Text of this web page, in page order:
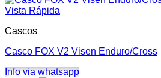
Vista Rápida
Cascos
Casco FOX V2 Visen Enduro/Cross
Info via whatsapp